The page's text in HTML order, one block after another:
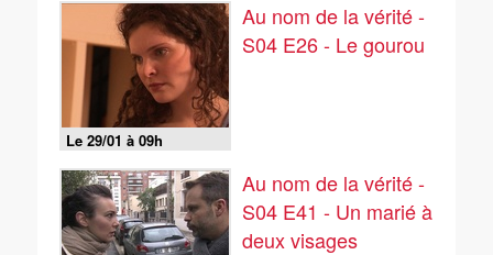
Le 29/01 à 09h
Au nom de la vérité -
S04 E26 - Le gourou
Au nom de la vérité -
S04 E41 - Un marié à
deux visages